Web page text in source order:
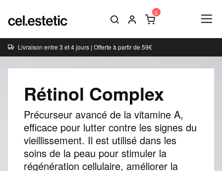
Livraison entre 3 et 4 jours | Offerte à partir de 59€
Rétinol Complex
Précurseur avancé de la vitamine A,
efficace pour lutter contre les signes du
vieillissement. Il est utilisé dans les
soins de la peau pour stimuler la
régénération cellulaire, améliorer la